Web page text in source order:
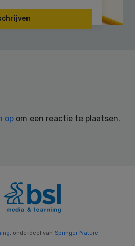
op om een reactie te plaatsen.
, onderdeel van Springer Nature